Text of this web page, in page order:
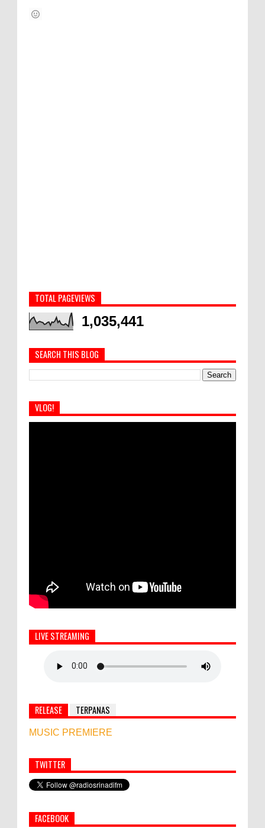
TOTAL PAGEVIEWS
1,035,441
SEARCH THIS BLOG
VLOG!
LIVE STREAMING
RELEASE TERPANAS
MUSIC PREMIERE
Simbol Persahabatan, RI Bangun Islamic Centre di
Afghanistan
PEMKAB KLUNGKUNG GELAR PASAR
TWITTER
FACEBOOK